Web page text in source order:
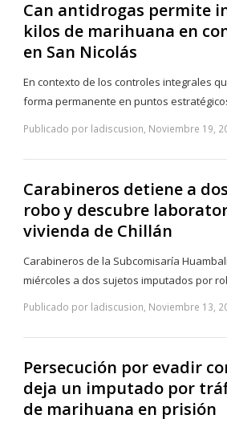
Can antidrogas permite
kilos de marihuana en
en San Nicolás
En contexto de los controles integrales
forma permanente en puntos
Publicado por ladiscusion, Noviembre 19,
Carabineros detiene a
robo y descubre
vivienda de Chillán
Carabineros de la Subcomisaría
miércoles a dos sujetos imputados por
Publicado por ladiscusion, Noviembre 13,
Persecución por evadir
deja un imputado por
de marihuana en prisión